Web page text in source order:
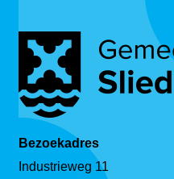
Bezoekadres
Industrieweg 11